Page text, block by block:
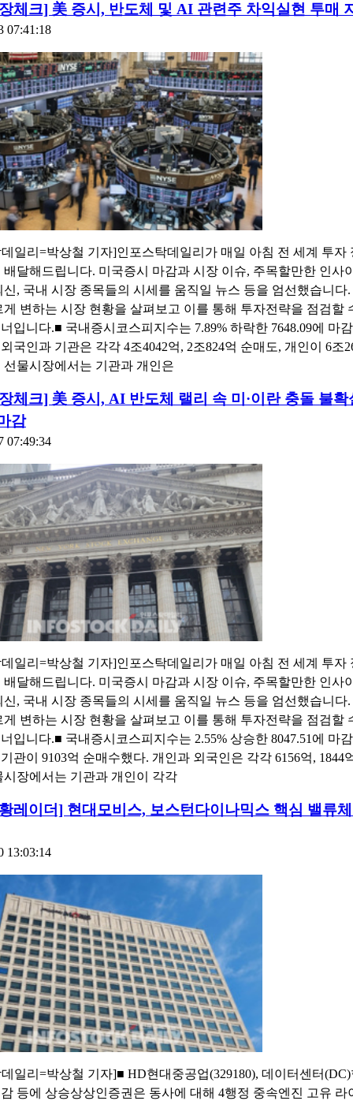
체크] 美 증시, 반도체 및 AI 관련주 차익실현 투매
07:41:18
일리=박상철 기자]인포스탁데일리가 매일 아침 전 세계 투자
배달해드립니다. 미국증시 마감과 시장 이슈, 주목할만한 인사
신, 국내 시장 종목들의 시세를 움직일 뉴스 등을 엄선했습니다
게 변하는 시장 현황을 살펴보고 이를 통해 투자전략을 점검할
입니다.■ 국내증시코스피지수는 7.89% 하락한 7648.09에 마
국인과 기관은 각각 4조4042억, 2조824억 순매도, 개인이 6조
선물시장에서는 기관과 개인은
체크] 美 증시, AI 반도체 랠리 속 미·이란 충돌 불확
감
07:49:34
일리=박상철 기자]인포스탁데일리가 매일 아침 전 세계 투자
배달해드립니다. 미국증시 마감과 시장 이슈, 주목할만한 인사
신, 국내 시장 종목들의 시세를 움직일 뉴스 등을 엄선했습니다
게 변하는 시장 현황을 살펴보고 이를 통해 투자전략을 점검할
입니다.■ 국내증시코스피지수는 2.55% 상승한 8047.51에 마
관이 9103억 순매수했다. 개인과 외국인은 각각 6156억, 1844
시장에서는 기관과 개인이 각각
레이더] 현대모비스, 보스턴다이나믹스 핵심 밸류
13:03:14
일리=박상철 기자]■ HD현대중공업(329180), 데이터센터
등에 상승상상인증권은 동사에 대해 4행정 중속엔진 고유 라